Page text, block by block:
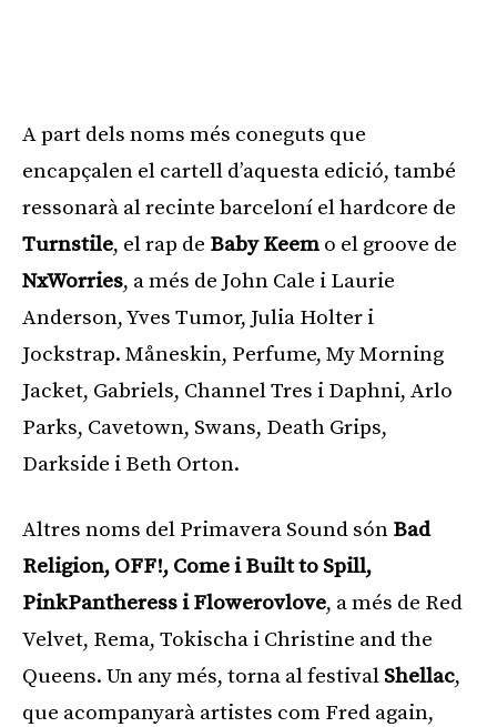
A part dels noms més coneguts que
encapçalen el cartell d’aquesta edició, també
ressonarà al recinte barceloní el hardcore de
Turnstile, el rap de Baby Keem o el groove de
NxWorries, a més de John Cale i Laurie
Anderson, Yves Tumor, Julia Holter i
Jockstrap. Måneskin, Perfume, My Morning
Jacket, Gabriels, Channel Tres i Daphni, Arlo
Parks, Cavetown, Swans, Death Grips,
Darkside i Beth Orton.
Altres noms del Primavera Sound són Bad
Religion, OFF!, Come i Built to Spill,
PinkPantheress i Flowerovlove, a més de Red
Velvet, Rema, Tokischa i Christine and the
Queens. Un any més, torna al festival Shellac,
que acompanyarà artistes com Fred again,